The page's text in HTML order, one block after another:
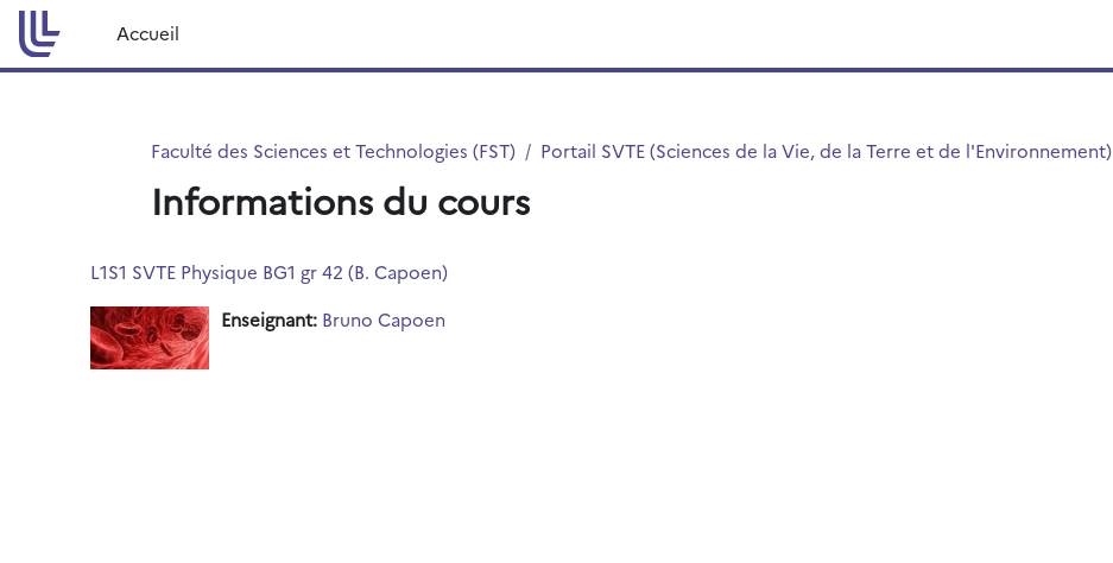
Passer au contenu principal
Accueil
Faculté des Sciences et Technologies (FST) Portail SVTE (Sciences de la Vie, de la Terre et de l'Environnement)
Informations du cours
L1S1 SVTE Physique BG1 gr 42 (B. Capoen)
Enseignant: Bruno Capoen